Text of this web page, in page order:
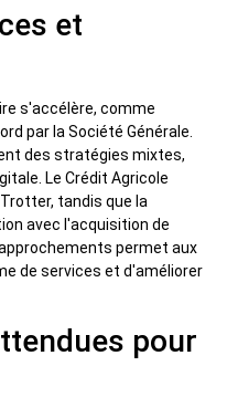
et
s'accélère, comme
par la Société Générale.
des stratégies mixtes,
Le Crédit Agricole
tandis que la
avec l'acquisition de
permet aux
de services et d'améliorer
pour